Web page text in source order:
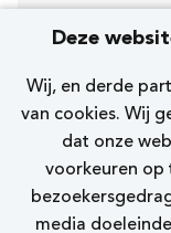
Deze
Wij, en derde
van cookies. Wij
dat onze
voorkeuren op
media
Nelson
0 - 12 uur
Bekijk